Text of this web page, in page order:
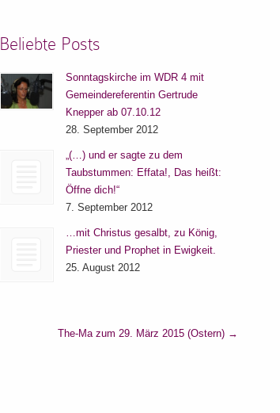
Beliebte Posts
Sonntagskirche im WDR 4 mit
Gemeindereferentin Gertrude
Knepper ab 07.10.12
28. September 2012
„(…) und er sagte zu dem
Taubstummen: Effata!, Das heißt:
Öffne dich!“
7. September 2012
…mit Christus gesalbt, zu König,
Priester und Prophet in Ewigkeit.
25. August 2012
The-Ma zum 29. März 2015 (Ostern) →